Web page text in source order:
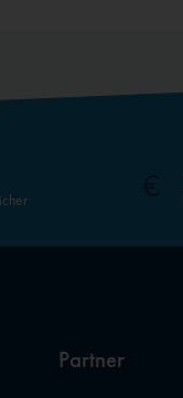
Partner